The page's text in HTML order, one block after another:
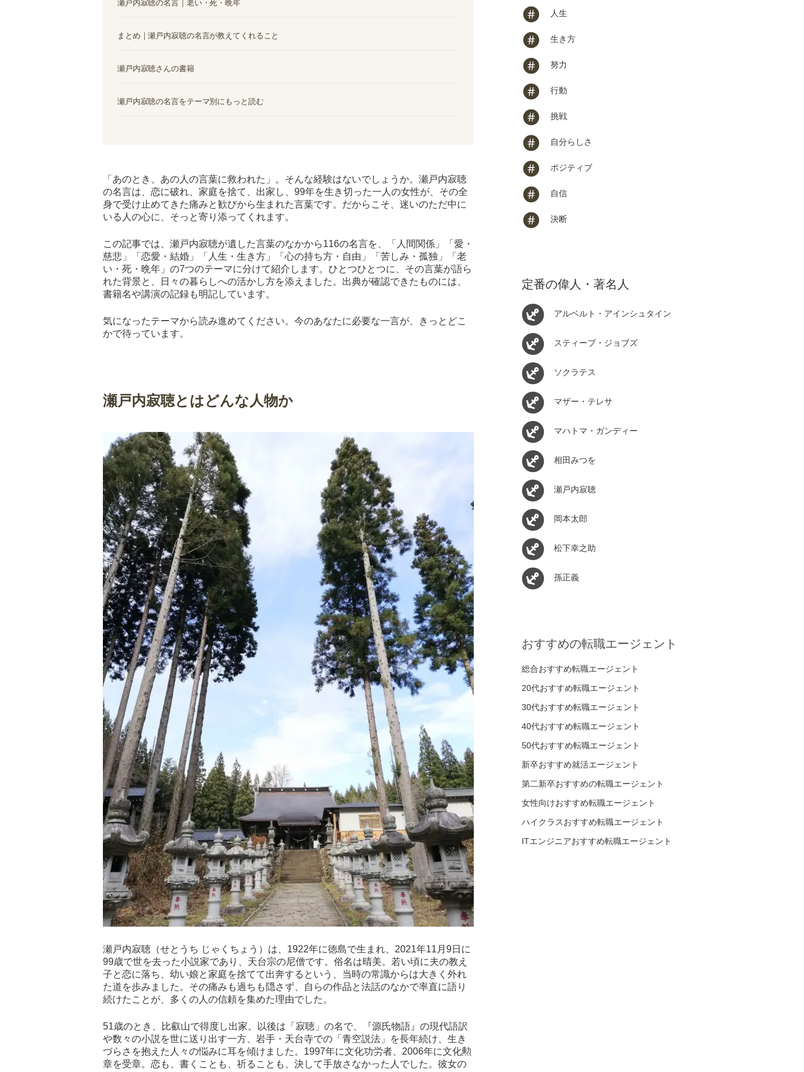
瀬戸内寂聴の名言｜老い・死・晩年
まとめ｜瀬戸内寂聴の名言が教えてくれること
瀬戸内寂聴さんの書籍
瀬戸内寂聴の名言をテーマ別にもっと読む
「あのとき、あの人の言葉に救われた」。そんな経験はないでしょうか。瀬戸内寂聴
の名言は、恋に破れ、家庭を捨て、出家し、99年を生き切った一人の女性が、その全
身で受け止めてきた痛みと歓びから生まれた言葉です。だからこそ、迷いのただ中に
いる人の心に、そっと寄り添ってくれます。
この記事では、瀬戸内寂聴が遺した言葉のなかから116の名言を、「人間関係」「愛・
慈悲」「恋愛・結婚」「人生・生き方」「心の持ち方・自由」「苦しみ・孤独」「老
い・死・晩年」の7つのテーマに分けて紹介します。ひとつひとつに、その言葉が語ら
れた背景と、日々の暮らしへの活かし方を添えました。出典が確認できたものには、
書籍名や講演の記録も明記しています。
気になったテーマから読み進めてください。今のあなたに必要な一言が、きっとどこ
かで待っています。
瀬戸内寂聴とはどんな人物か
瀬戸内寂聴（せとうち じゃくちょう）は、1922年に徳島で生まれ、2021年11月9日に
99歳で世を去った小説家であり、天台宗の尼僧です。俗名は晴美。若い頃に夫の教え
子と恋に落ち、幼い娘と家庭を捨てて出奔するという、当時の常識からは大きく外れ
た道を歩みました。その痛みも過ちも隠さず、自らの作品と法話のなかで率直に語り
続けたことが、多くの人の信頼を集めた理由でした。
51歳のとき、比叡山で得度し出家。以後は「寂聴」の名で、『源氏物語』の現代語訳
や数々の小説を世に送り出す一方、岩手・天台寺での「青空説法」を長年続け、生き
づらさを抱えた人々の悩みに耳を傾けました。1997年に文化功労者、2006年に文化勲
章を受章。恋も、書くことも、祈ることも、決して手放さなかった人でした。彼女の
人生
生き方
努力
行動
挑戦
自分らしさ
ポジティブ
自信
決断
定番の偉人・著名人
アルベルト・アインシュタイン
スティーブ・ジョブズ
ソクラテス
マザー・テレサ
マハトマ・ガンディー
相田みつを
瀬戸内寂聴
岡本太郎
松下幸之助
孫正義
おすすめの転職エージェント
総合おすすめ転職エージェント
20代おすすめ転職エージェント
30代おすすめ転職エージェント
40代おすすめ転職エージェント
50代おすすめ転職エージェント
新卒おすすめ就活エージェント
第二新卒おすすめの転職エージェント
女性向けおすすめ転職エージェント
ハイクラスおすすめ転職エージェント
ITエンジニアおすすめ転職エージェント